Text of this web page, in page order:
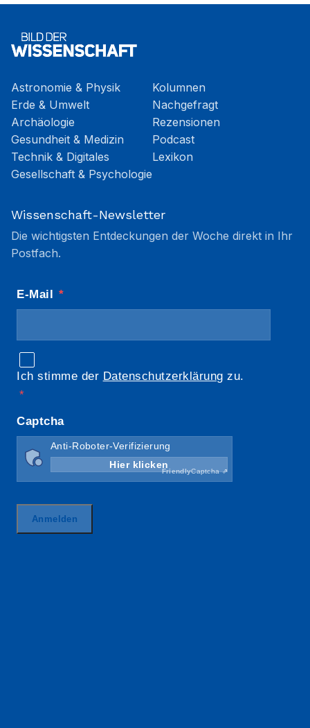
Astronomie & Physik
Erde & Umwelt
Archäologie
Gesundheit & Medizin
Technik & Digitales
Gesellschaft & Psychologie
Kolumnen
Nachgefragt
Rezensionen
Podcast
Lexikon
Wissenschaft-Newsletter
Die wichtigsten Entdeckungen der Woche direkt in Ihr
Postfach.